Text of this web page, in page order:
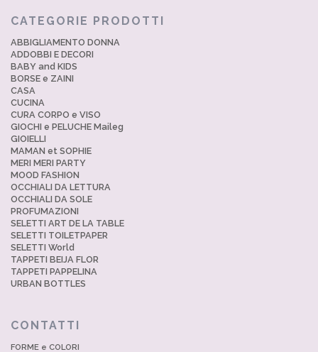
CATEGORIE PRODOTTI
ABBIGLIAMENTO DONNA
ADDOBBI E DECORI
BABY and KIDS
BORSE e ZAINI
CASA
CUCINA
CURA CORPO e VISO
GIOCHI e PELUCHE Maileg
GIOIELLI
MAMAN et SOPHIE
MERI MERI PARTY
MOOD FASHION
OCCHIALI DA LETTURA
OCCHIALI DA SOLE
PROFUMAZIONI
SELETTI ART DE LA TABLE
SELETTI TOILETPAPER
SELETTI World
TAPPETI BEIJA FLOR
TAPPETI PAPPELINA
URBAN BOTTLES
CONTATTI
FORME e COLORI